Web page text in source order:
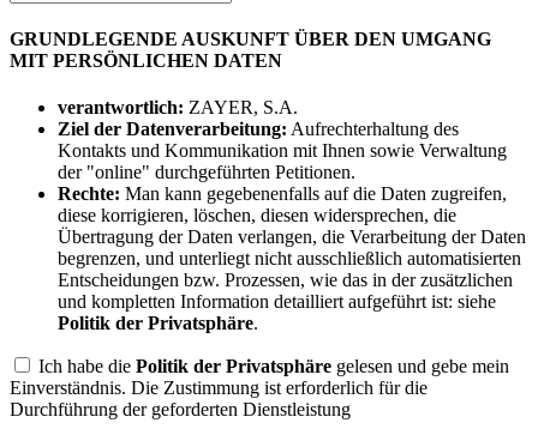
GRUNDLEGENDE AUSKUNFT ÜBER DEN UMGANG
MIT PERSÖNLICHEN DATEN
verantwortlich: ZAYER, S.A.
Ziel der Datenverarbeitung: Aufrechterhaltung des
Kontakts und Kommunikation mit Ihnen sowie Verwaltung
der "online" durchgeführten Petitionen.
Rechte: Man kann gegebenenfalls auf die Daten zugreifen,
diese korrigieren, löschen, diesen widersprechen, die
Übertragung der Daten verlangen, die Verarbeitung der Daten
begrenzen, und unterliegt nicht ausschließlich automatisierten
Entscheidungen bzw. Prozessen, wie das in der zusätzlichen
und kompletten Information detailliert aufgeführt ist: siehe
Politik der Privatsphäre.
Ich habe die Politik der Privatsphäre gelesen und gebe mein
Einverständnis. Die Zustimmung ist erforderlich für die
Durchführung der geforderten Dienstleistung